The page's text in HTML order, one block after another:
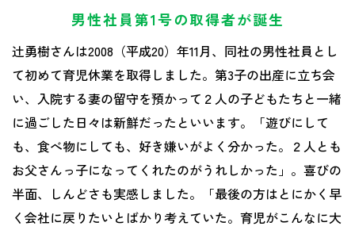
男性社員第1号の取得者が誕生
辻勇樹さんは2008（平成20）年11月、同社の男性社員とし
て初めて育児休業を取得しました。第3子の出産に立ち会
い、入院する妻の留守を預かって２人の子どもたちと一緒
に過ごした日々は新鮮だったといいます。「遊びにして
も、食べ物にしても、好き嫌いがよく分かった。２人とも
お父さんっ子になってくれたのがうれしかった」。喜びの
半面、しんどさも実感しました。「最後の方はとにかく早
く会社に戻りたいとばかり考えていた。育児がこんなに大